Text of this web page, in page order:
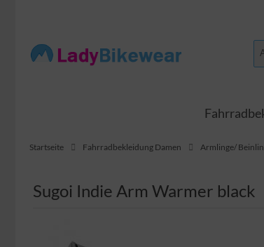
Startseite Fahrradbekleidung Damen Armlinge/
Sugoi Indie Arm Warmer black